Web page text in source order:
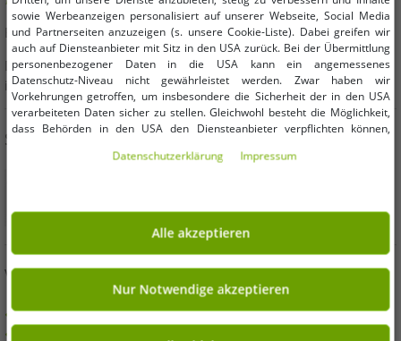
E-Mail:kundendienst@outlet46.de
Deine Anfrage wird von Montag bis Freitag in der Regel
innerhalb von 24 Stunden beantwortet
SICHER EINKAUFEN
VORTEILE
KAUF AUF RECHNUNG
sowie Werbeanzeigen personalisiert auf unserer Webseite, Social Media
und Partnerseiten anzuzeigen (s. unsere Cookie-Liste). Dabei greifen wir
auch auf Diensteanbieter mit Sitz in den USA zurück. Bei der Übermittlung
personenbezogener Daten in die USA kann ein angemessenes
Datenschutz-Niveau nicht gewährleistet werden. Zwar haben wir
Vorkehrungen getroffen, um insbesondere die Sicherheit der in den USA
verarbeiteten Daten sicher zu stellen. Gleichwohl besteht die Möglichkeit,
dass Behörden in den USA den Diensteanbieter verpflichten können,
im Einzelfall auf Basis entsprechender US-Gesetzgebung, ein wirksamer
Zugriff informiert wirst. Mit Deiner Einwilligung gem. Art. 49 Abs. 1 lit. a
DSGVO erklärst Du Dich in die Übermittlung in die USA für einverstanden
(s.a. unsere Datenschutzerklärung). Du hast die Wahl, ob nur notwendige
Cookies verwendet werden sollen oder ob Du darüber hinaus weitere
Cookies akzeptieren möchtest. Standardmäßig sind nur notwendige Dienste
aktiv, was Du unter „Nur Notwendige akzeptieren verwenden“ bestätigen
kannst. Du kannst Deine Einwilligung entweder für „Alle akzeptieren“
erklären oder unter „Weitere Einstellungen“ an Deine Wünsche anpassen.
Deine Einwilligung kannst Du jederzeit über „Datenschutz-Einstellungen“
Daten­schutz­erklärung Impressum
Alle akzeptieren
Nur Notwendige akzeptieren